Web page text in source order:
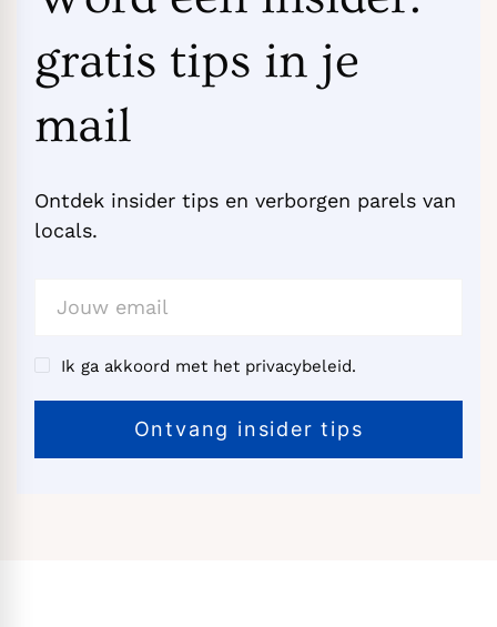
gratis tips in je
mail
Ontdek insider tips en verborgen parels van
locals.
Ik ga akkoord met het privacybeleid.